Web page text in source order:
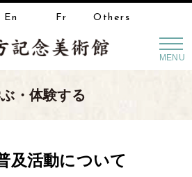
En Fr Others
MENU
・体験する
及活動について